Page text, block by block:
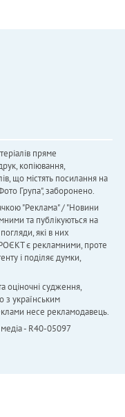
пряме
копіювання,
що містять посилання на
Група", заборонено.
"Реклама" / "Новини
та публікуються на
які в них
є рекламними, проте
і поділяє думки,
оціночні судження,
з українським
несе рекламодавець.
медіа - R40-05097